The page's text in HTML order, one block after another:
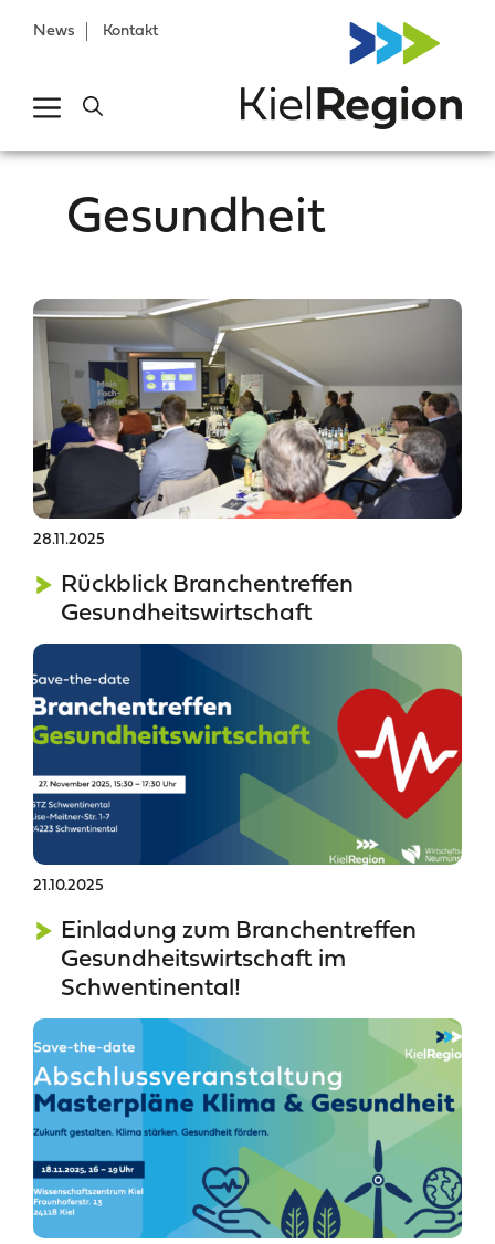
News Kontakt
Gesundheit
Rückblick Branchentreffen
Gesundheitswirtschaft
28.11.2025
Einladung zum Branchentreffen
Gesundheitswirtschaft im
Schwentinental!
21.10.2025